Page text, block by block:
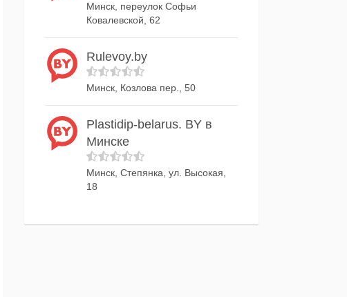
Минск, переулок Софьи
Ковалевской, 62
Rulevoy.by
Минск, Козлова пер., 50
Plastidip-belarus. BY в
Минске
Минск, Степянка, ул. Высокая,
18